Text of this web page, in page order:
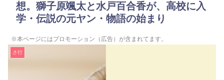
想。獅子原颯太と水戸百合香が、高校に入
学・伝説の元ヤン・物語の始まり
※本ページにはプロモーション（広告）が含まれてます。
さ行